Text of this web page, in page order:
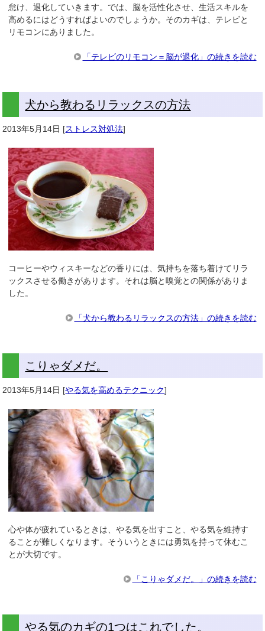
怠け、退化していきます。では、脳を活性化させ、生活スキルを
高めるにはどうすればよいのでしょうか。そのカギは、テレビと
リモコンにありました。
「テレビのリモコン＝脳が退化」の続きを読む
犬から教わるリラックスの方法
2013年5月14日 [ストレス対処法]
コーヒーやウィスキーなどの香りには、気持ちを落ち着けてリラ
ックスさせる働きがあります。それは脳と嗅覚との関係がありま
した。
「犬から教わるリラックスの方法」の続きを読む
こりゃダメだ。
2013年5月14日 [やる気を高めるテクニック]
心や体が疲れているときは、やる気を出すこと、やる気を維持す
ることが難しくなります。そういうときには勇気を持って休むこ
とが大切です。
「こりゃダメだ。」の続きを読む
やる気のカギの1つはこれでした。